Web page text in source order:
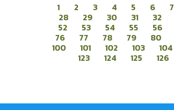
1 2 3 4 5 6 7
28
29 30 31 32
52
53 54 55 56
76
77 78 79 80
100
101 102 103 104
123
124 125 126